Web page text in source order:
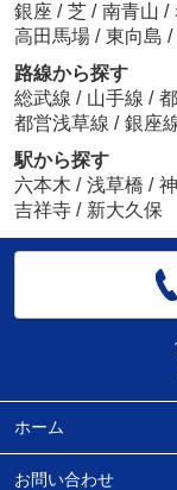
銀座 / 芝 / 南青山 /
高田馬場 / 東向島 /
路線から探す
総武線 / 山手線 /
都営浅草線 / 銀座
駅から探す
六本木 / 浅草橋 /
吉祥寺 / 新大久保
ホーム
お問い合わせ